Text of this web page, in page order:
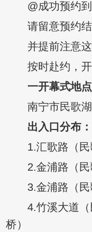
@成功预约到
请留意预约结
并提前注意这
按时赴约，开
一开幕式地点
南宁市民歌湖
出入口分布：
1.汇歌路（民
2.金浦路（民
3.金浦路（民
4.竹溪大道（
桥）